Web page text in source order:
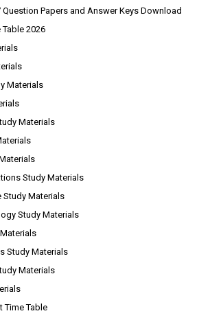
Question Papers and Answer Keys Download
Table 2026
Materials
Materials
Study Materials
Study Materials
Study Materials
Study Materials
Materials
Time Table